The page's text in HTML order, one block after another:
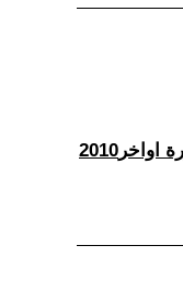
(31) تونس دروس الاحداث المتتالية لثورة اواخر2010